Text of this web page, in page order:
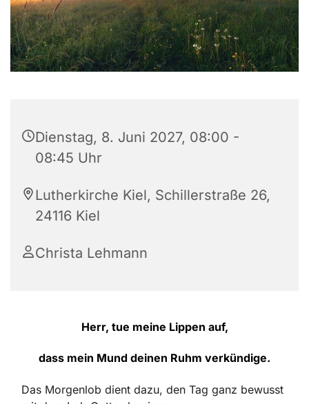
Dienstag, 8. Juni 2027, 08:00 -
08:45 Uhr
Lutherkirche Kiel, Schillerstraße 26,
24116 Kiel
Christa Lehmann
Herr, tue meine Lippen auf,
dass mein Mund deinen Ruhm verkündige.
Das Morgenlob dient dazu, den Tag ganz bewusst